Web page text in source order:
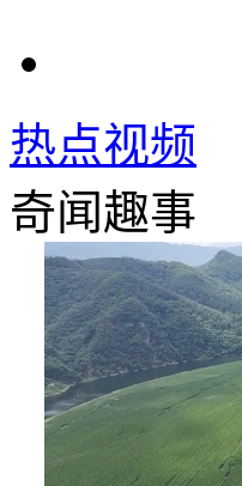
热点视频
奇闻趣事